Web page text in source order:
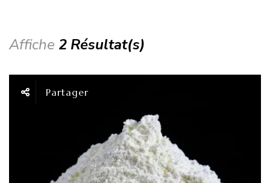
Affiche 2 Résultat(s)
Partager